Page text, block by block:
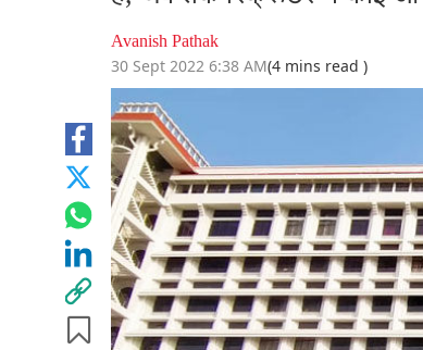
Avanish Pathak
30 Sept 2022 6:38 AM(4 mins read )